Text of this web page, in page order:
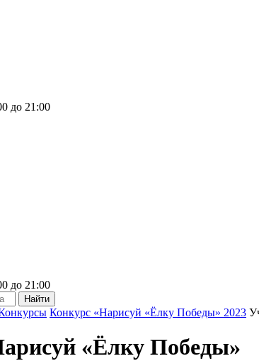
до 21:00
до 21:00
Конкурс «Нарисуй «Ёлку Победы» 2023
«Ёлку Победы»